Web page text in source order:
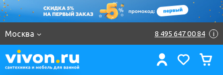
Москва 8 495 647 00 84 i